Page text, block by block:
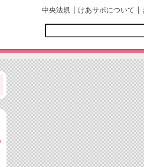
中央法規 けあサポについて